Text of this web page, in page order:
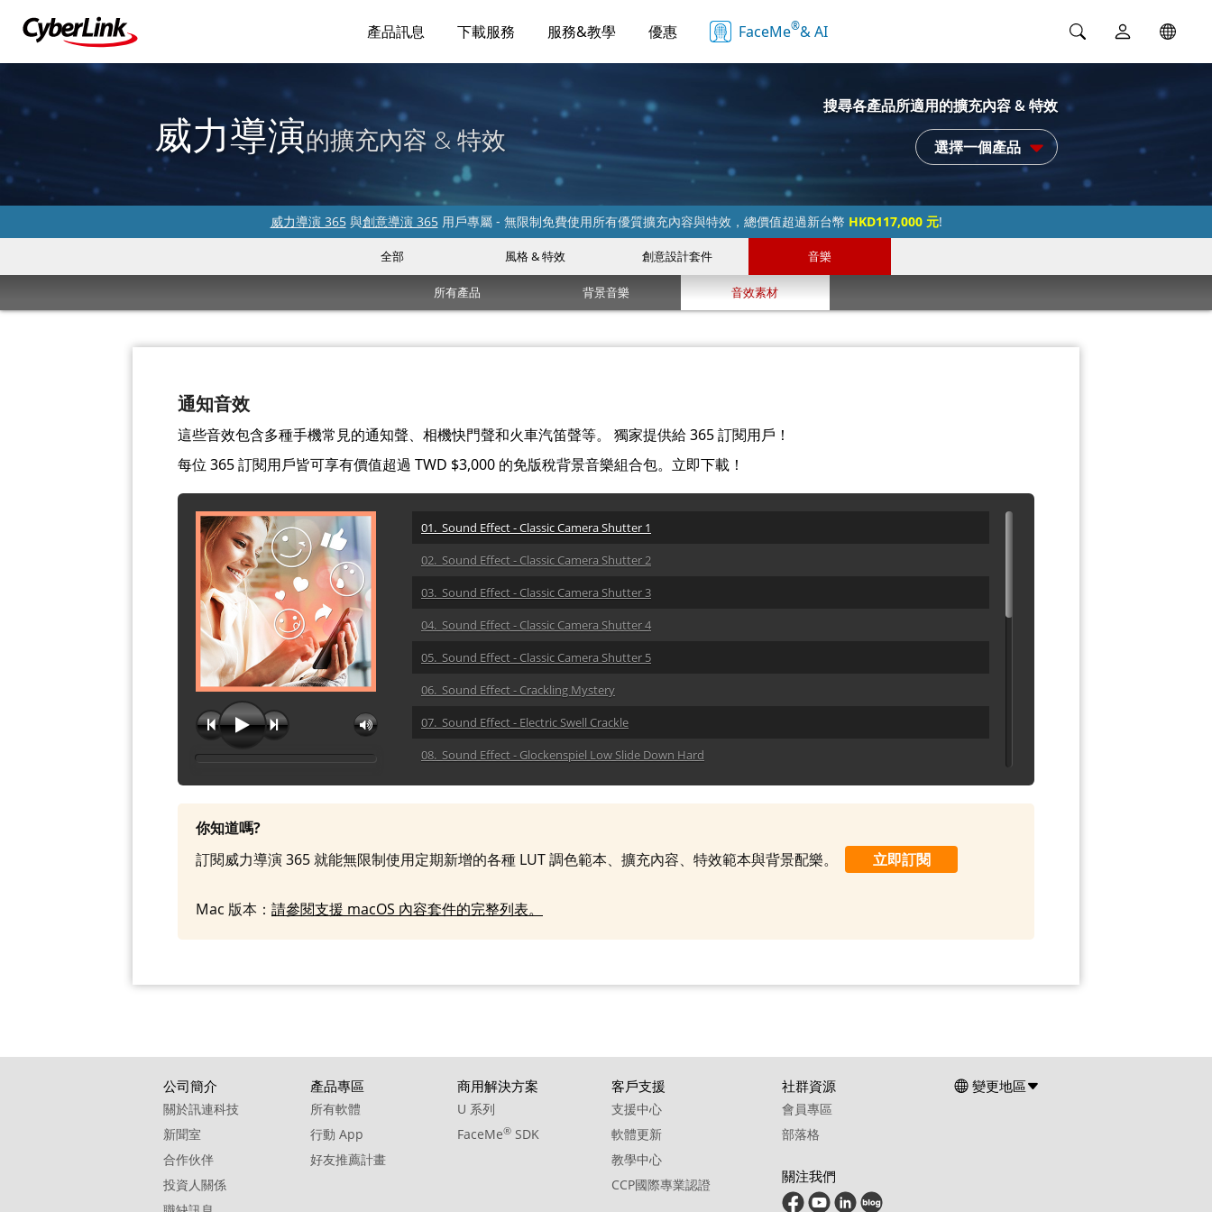
產品訊息 下載服務 服務&教學 優惠 FaceMe®& AI
威力導演的擴充內容 & 特效
搜尋各產品所適用的擴充內容 & 特效
選擇一個產品
威力導演 365與創意導演 365用戶專屬 - 無限制免費使用所有優質擴充內容與特效，總價值超過新台幣 HKD117,000 元!
全部 風格 & 特效 創意設計套件 音樂
所有產品 背景音樂 音效素材
通知音效
這些音效包含多種手機常見的通知聲、相機快門聲和火車汽笛聲等。 獨家提供給 365 訂閱用戶！
每位 365 訂閱用戶皆可享有價值超過 TWD $3,000 的免版稅背景音樂組合包。立即下載！
01. Sound Effect - Classic Camera Shutter 1
02. Sound Effect - Classic Camera Shutter 2
03. Sound Effect - Classic Camera Shutter 3
04. Sound Effect - Classic Camera Shutter 4
05. Sound Effect - Classic Camera Shutter 5
06. Sound Effect - Crackling Mystery
07. Sound Effect - Electric Swell Crackle
08. Sound Effect - Glockenspiel Low Slide Down Hard
09. Sound Effect - Honks - Car
11. Sound Effect - Honks - Train
13. Sound Effect - Kalimba Magical Sequence Minor
15. Sound Effect - Short Bell 1
18. Sound Effect - Signal 2
19. Sound Effect - Warning 2
你知道嗎?
訂閱威力導演 365 就能無限制使用定期新增的各種 LUT 調色範本、擴充內容、特效範本與背景配樂。
立即訂閱
Mac 版本： 請參閱支援 macOS 內容套件的完整列表。
公司簡介
關於訊連科技
新聞室
合作伙伴
投資人關係
產品專區
所有軟體
行動 App
好友推薦計畫
商用解決方案
U 系列
FaceMe® SDK
客戶支援
支援中心
軟體更新
教學中心
CCP國際專業認證
社群資源
會員專區
部落格
關注我們
變更地區